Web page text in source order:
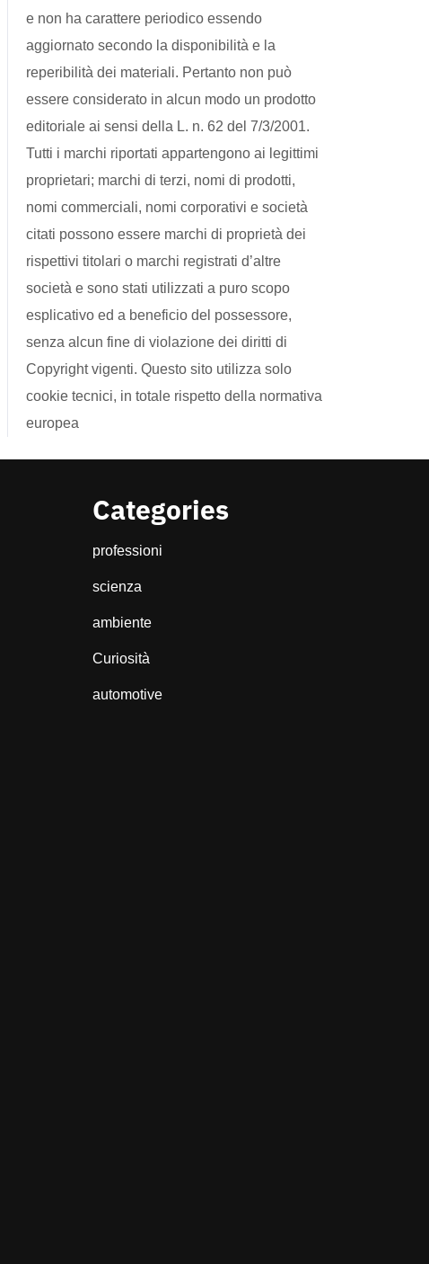
e non ha carattere periodico essendo
aggiornato secondo la disponibilità e la
reperibilità dei materiali. Pertanto non può
essere considerato in alcun modo un prodotto
editoriale ai sensi della L. n. 62 del 7/3/2001.
Tutti i marchi riportati appartengono ai legittimi
proprietari; marchi di terzi, nomi di prodotti,
nomi commerciali, nomi corporativi e società
citati possono essere marchi di proprietà dei
rispettivi titolari o marchi registrati d’altre
società e sono stati utilizzati a puro scopo
esplicativo ed a beneficio del possessore,
senza alcun fine di violazione dei diritti di
Copyright vigenti. Questo sito utilizza solo
cookie tecnici, in totale rispetto della normativa
europea
Categories
professioni
scienza
ambiente
Curiosità
automotive